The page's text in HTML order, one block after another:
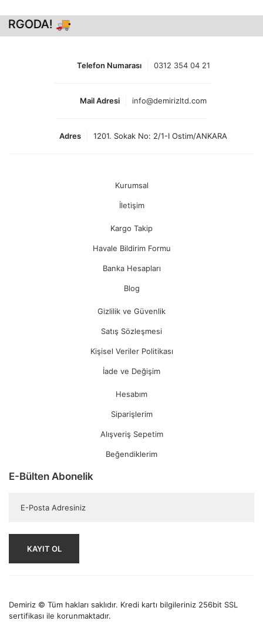
🚚
Telefon Numarası 0312 354 04 21
Mail Adresi info@demirizltd.com
Adres 1201. Sokak No: 2/1-I Ostim/ANKARA
Kurumsal
İletişim
Kargo Takip
Havale Bildirim Formu
Banka Hesapları
Blog
Gizlilik ve Güvenlik
Satış Sözleşmesi
Kişisel Veriler Politikası
İade ve Değişim
Hesabım
Siparişlerim
Alışveriş Sepetim
Beğendiklerim
E-Bülten Abonelik
KAYIT OL
Demiriz © Tüm hakları saklıdır. Kredi kartı bilgileriniz 256bit SSL
sertifikası ile korunmaktadır.